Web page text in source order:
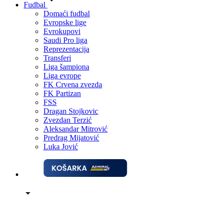
Fudbal
Domaći fudbal
Evropske lige
Evrokupovi
Saudi Pro liga
Reprezentacija
Transferi
Liga šampiona
Liga evrope
FK Crvena zvezda
FK Partizan
FSS
Dragan Stojkovic
Zvezdan Terzić
Aleksandar Mitrović
Predrag Mijatović
Luka Jović